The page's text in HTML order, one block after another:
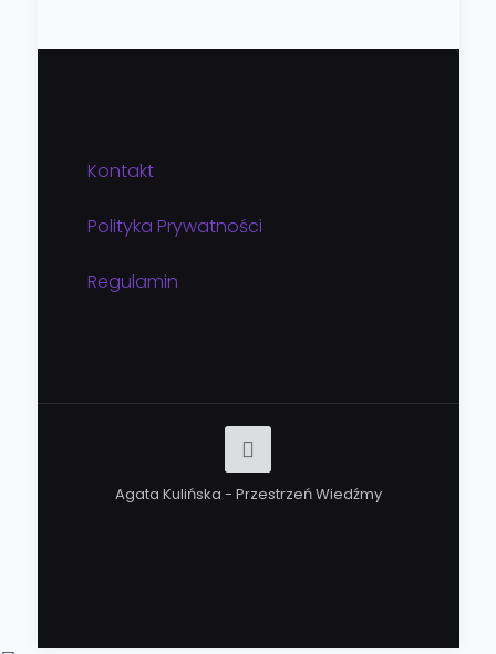
Kontakt
Polityka Prywatności
Regulamin
Agata Kulińska - Przestrzeń Wiedźmy